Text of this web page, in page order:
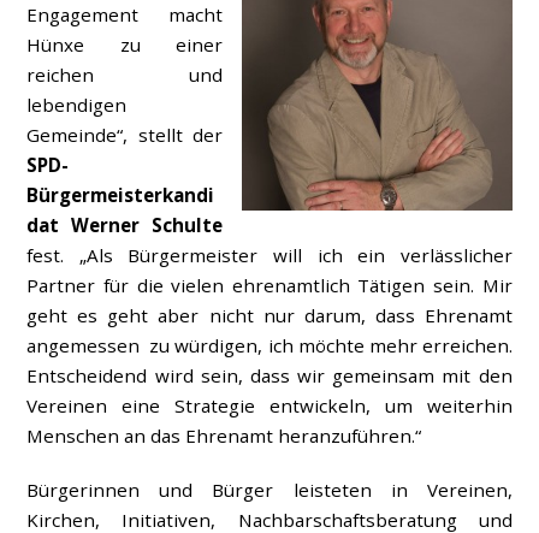
Engagement macht
Hünxe zu einer
reichen und
lebendigen
Gemeinde“, stellt der
SPD-
Bürgermeisterkandi
dat Werner Schulte
fest. „Als Bürgermeister will ich ein verlässlicher
Partner für die vielen ehrenamtlich Tätigen sein. Mir
geht es geht aber nicht nur darum, dass Ehrenamt
angemessen zu würdigen, ich möchte mehr erreichen.
Entscheidend wird sein, dass wir gemeinsam mit den
Vereinen eine Strategie entwickeln, um weiterhin
Menschen an das Ehrenamt heranzuführen.“
Bürgerinnen und Bürger leisteten in Vereinen,
Kirchen, Initiativen, Nachbarschaftsberatung und